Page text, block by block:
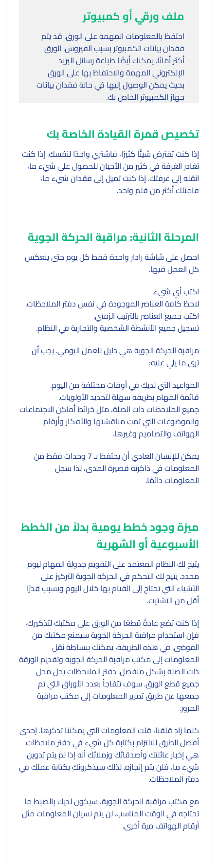
ملف ورقي أو كمبيوتر
احتفظ بالمعلومات المهمة على الورق. قد يتم
فقدان بيانات الكمبيوتر بسبب الفيروس. الورق
أكثر أمانًا. يمكنك أيضًا طباعة رسائل البريد
الإلكتروني المهمة والاحتفاظ بها على الورق
بحيث يمكن الوصول إليها في حالة فقدان بيانات
جهاز الكمبيوتر الخاص بك.
تخصيص قمرة القيادة الخاصة بك
إذا كنت تقترض شيئًا كثيرًا، فاشتري واحدًا لنفسك. إذا كنت
تغادر الغرفة في كثير من الأحيان للحصول على شيء ما،
انقله إلى غرفتك. إذا كنت تميل إلى فقدان شيء ما،
فامتلك أكثر من قلم واحد.
المرحلة الثانية: مراقبة الحركة الجوية
احصل على شاشة رادار واحدة فقط كل يوم حتى ينعكس
كل العمل فيها.
اكتب أي شيء.
لاحظ كافة العناصر الموجودة في نفس دفتر الملاحظات.
اكتب جميع العناصر بالترتيب الزمني.
تسجيل جميع الأنشطة الشخصية والتجارية في النظام.
مراقبة الحركة الجوية هي دليل للعمل اليومي. يجب أن
ترى ما يلي عليه:
المواعيد التي لديك في أوقات مختلفة من اليوم.
قائمة المهام بطريقة سهلة لتحديد الأولويات.
جميع الملاحظات ذات الصلة، مثل خرائط أماكن الاجتماعات
والموضوعات التي تمت مناقشتها والأفكار وأرقام
الهواتف والتصاميم وغيرها.
يمكن للإنسان العادي أن يحتفظ بـ 7 وحدات فقط من
المعلومات في ذاكرته قصيرة المدى، لذا سجل
المعلومات دائمًا.
ميزة وجود خطط يومية بدلاً من الخطط
الأسبوعية أو الشهرية
يتيح لك النظام المعتمد على التقويم جدولة المهام ليوم
محدد. يتيح لك التحكم في الحركة الجوية التركيز على
الأشياء التي تحتاج إلى القيام بها خلال اليوم ويسبب قدرًا
أقل من التشتيت.
إذا كنت تضع عادةً قطعًا من الورق على مكتبك لتذكيرك،
فإن استخدام مراقبة الحركة الجوية سيمنع مكتبك من
الفوضى. في هذه الطريقة، يمكنك ببساطة نقل
المعلومات إلى مكتب مراقبة الحركة الجوية وتقديم الورقة
ذات الصلة بشكل منفصل. دفتر الملاحظات يحل محل
جميع قطع الورق. سوف تتفاجأ بعدد الأوراق التي تم
جمعها عن طريق تمرير المعلومات إلى مكتب مراقبة
المرور.
كلما زاد قلقنا، قلت المعلومات التي يمكننا تذكرها. إحدى
أفضل الطرق للالتزام بكتابة كل شيء في دفتر ملاحظات
هي إخبار عائلتك وأصدقائك وزملائك أنه إذا لم يتم تدوين
شيء ما، فلن يتم إنجازه. لذلك سيذكرونك بكتابة عملك في
دفتر الملاحظات.
مع مكتب مراقبة الحركة الجوية، سيكون لديك بالضبط ما
تحتاجه في الوقت المناسب. لن يتم نسيان المعلومات مثل
أرقام الهواتف مرة أخرى.